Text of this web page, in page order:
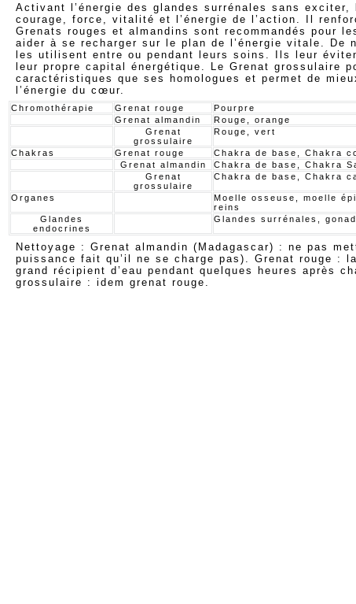
Activant l’énergie des glandes surrénales sans exciter,
courage, force, vitalité et l’énergie de l’action. Il
Grenats rouges et almandins sont recommandés pour
aider à se recharger sur le plan de l’énergie vitale. De
les utilisent entre ou pendant leurs soins. Ils leur
leur propre capital énergétique. Le Grenat grossulaire
caractéristiques que ses homologues et permet de
l’énergie du cœur.
Chromothérapie Grenat rouge
Pourpre
Grenat almandin
Rouge, orange
Grenat
grossulaire
Rouge, vert
Chakras Grenat rouge
Chakra de base, Chakra
Grenat almandin
Chakra de base, Chakra
Grenat
grossulaire
Chakra de base, Chakra
Organes
Moelle osseuse, moelle
reins
Glandes
endocrines
Glandes surrénales,
Nettoyage : Grenat almandin (Madagascar) : ne pas
puissance fait qu’il ne se charge pas). Grenat rouge :
grand récipient d’eau pendant quelques heures après
grossulaire : idem grenat rouge.